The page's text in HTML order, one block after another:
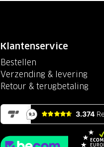
Klantenservice
Bestellen
Verzending & levering
Retour & terugbetaling